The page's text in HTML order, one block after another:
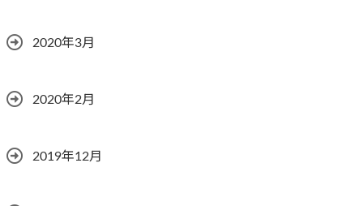
2020年3月
2020年2月
2019年12月